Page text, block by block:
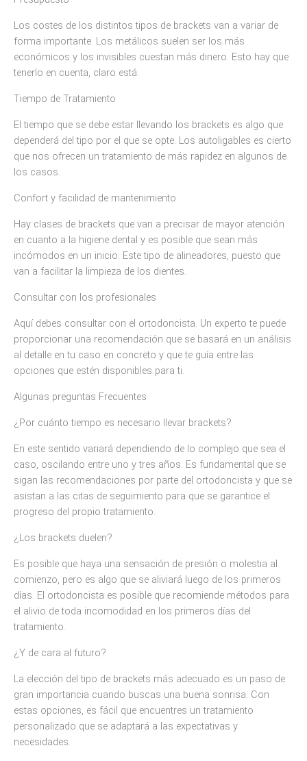
Los costes de los distintos tipos de brackets van a variar de
forma importante. Los metálicos suelen ser los más
económicos y los invisibles cuestan más dinero. Esto hay que
tenerlo en cuenta, claro está.
Tiempo de Tratamiento
El tiempo que se debe estar llevando los brackets es algo que
dependerá del tipo por el que se opte. Los autoligables es cierto
que nos ofrecen un tratamiento de más rapidez en algunos de
los casos.
Confort y facilidad de mantenimiento
Hay clases de brackets que van a precisar de mayor atención
en cuanto a la higiene dental y es posible que sean más
incómodos en un inicio. Este tipo de alineadores, puesto que
van a facilitar la limpieza de los dientes.
Consultar con los profesionales
Aquí debes consultar con el ortodoncista. Un experto te puede
proporcionar una recomendación que se basará en un análisis
al detalle en tu caso en concreto y que te guía entre las
opciones que estén disponibles para ti.
Algunas preguntas Frecuentes
¿Por cuánto tiempo es necesario llevar brackets?
En este sentido variará dependiendo de lo complejo que sea el
caso, oscilando entre uno y tres años. Es fundamental que se
sigan las recomendaciones por parte del ortodoncista y que se
asistan a las citas de seguimiento para que se garantice el
progreso del propio tratamiento.
¿Los brackets duelen?
Es posible que haya una sensación de presión o molestia al
comienzo, pero es algo que se aliviará luego de los primeros
días. El ortodoncista es posible que recomiende métodos para
el alivio de toda incomodidad en los primeros días del
tratamiento.
¿Y de cara al futuro?
La elección del tipo de brackets más adecuado es un paso de
gran importancia cuando buscas una buena sonrisa. Con
estas opciones, es fácil que encuentres un tratamiento
personalizado que se adaptará a las expectativas y
necesidades.